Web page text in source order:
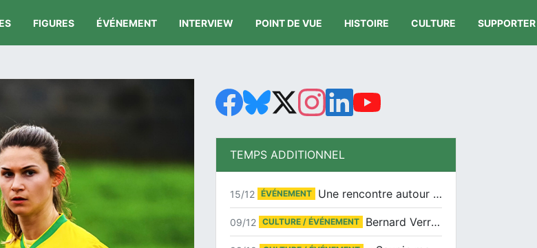
FIGURES ÉVÉNEMENT INTERVIEW POINT DE VUE HISTOIRE CULTURE SUPPORTER
TEMPS ADDITIONNEL
15/12 ÉVÉNEMENT Une rencontre autour de Jean-Claude Suaudeau
09/12 CULTURE / ÉVÉNEMENT Bernard Verret en dédicaces le samedi 13 décembre à l’Espace Culturel Atlantis